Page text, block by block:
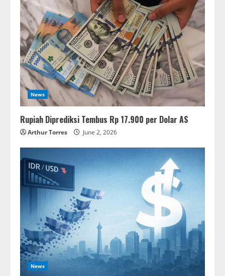
News
Rupiah Diprediksi Tembus Rp 17.900 per Dolar AS
Arthur Torres June 2, 2026
News